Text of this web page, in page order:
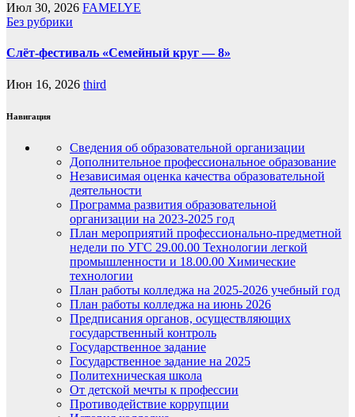
Июл 30, 2026 FAMELYE
Без рубрики
Слёт-фестиваль «Семейный круг — 8»
Июн 16, 2026 third
Навигация
Сведения об образовательной организации
Дополнительное профессиональное образование
Независимая оценка качества образовательной
деятельности
Программа развития образовательной
организации на 2023-2025 год
План мероприятий профессионально-предметной
недели по УГС 29.00.00 Технологии легкой
промышленности и 18.00.00 Химические
технологии
План работы колледжа на 2025-2026 учебный год
План работы колледжа на июнь 2026
Предписания органов, осуществляющих
государственный контроль
Государственное задание
Государственное задание на 2025
Политехническая школа
От детской мечты к профессии
Противодействие коррупции